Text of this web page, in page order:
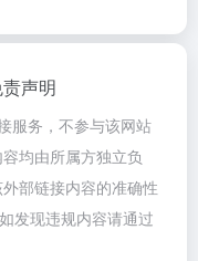
声明
服务，不参与该网站
均由所属方独立负
部链接内容的准确性
发现违规内容请通过